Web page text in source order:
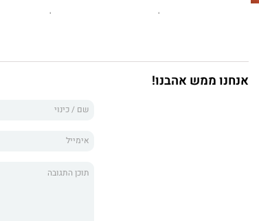
כיצד ניתן להבין את השינויים הרדיקליים
השפיעו יחסיו עם אחיו, הסופר יעקב שבתאי,
בעצם פולמוס סמוי עם אחיו ועם הוריהם?
והמשפחה בשירת אהרן שבתאי, הנקרא
אל נבכי חייו ונפשו של המשורר. בעזרת מכתבים
באמצעות האזנה רגישה למכלול ההקשרים
אנחנו ממש אהבנו!